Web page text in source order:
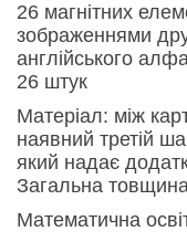
26 магнітних
зображеннями
англійського
26 штук
Матеріал: між
наявний третій
який надає
Загальна
Математична